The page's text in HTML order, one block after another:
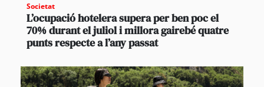
Societat
L’ocupació hotelera supera per ben poc el
70% durant el juliol i millora gairebé quatre
punts respecte a l’any passat